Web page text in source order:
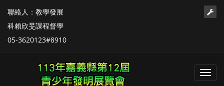
聯絡人：教學發展
科賴欣旻課程督學
05-3620123#8910